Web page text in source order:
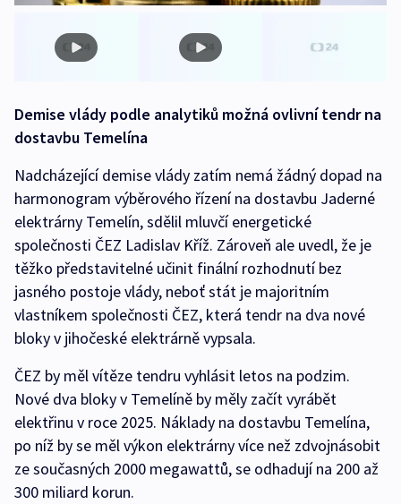
Demise vlády podle analytiků možná ovlivní tendr na
dostavbu Temelína
Nadcházející demise vlády zatím nemá žádný dopad na
harmonogram výběrového řízení na dostavbu Jaderné
elektrárny Temelín, sdělil mluvčí energetické
společnosti ČEZ Ladislav Kříž. Zároveň ale uvedl, že je
těžko představitelné učinit finální rozhodnutí bez
jasného postoje vlády, neboť stát je majoritním
vlastníkem společnosti ČEZ, která tendr na dva nové
bloky v jihočeské elektrárně vypsala.
ČEZ by měl vítěze tendru vyhlásit letos na podzim.
Nové dva bloky v Temelíně by měly začít vyrábět
elektřinu v roce 2025. Náklady na dostavbu Temelína,
po níž by se měl výkon elektrárny více než zdvojnásobit
ze současných 2000 megawattů, se odhadují na 200 až
300 miliard korun.